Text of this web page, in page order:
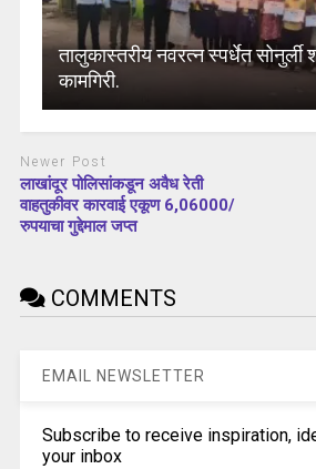
तालुकास्तरीय नवरत्न स्पर्धेत
कामगिरी.
Newer Post
लाखांदूर पोलिसांकडून अवैध रेती
वाहतुकीवर कारवाई एकूण 6,06000/
रुपयाचा गुद्देमाल जप्त
COMMENTS
EMAIL NEWSLETTER
Subscribe to receive inspiration,
your inbox